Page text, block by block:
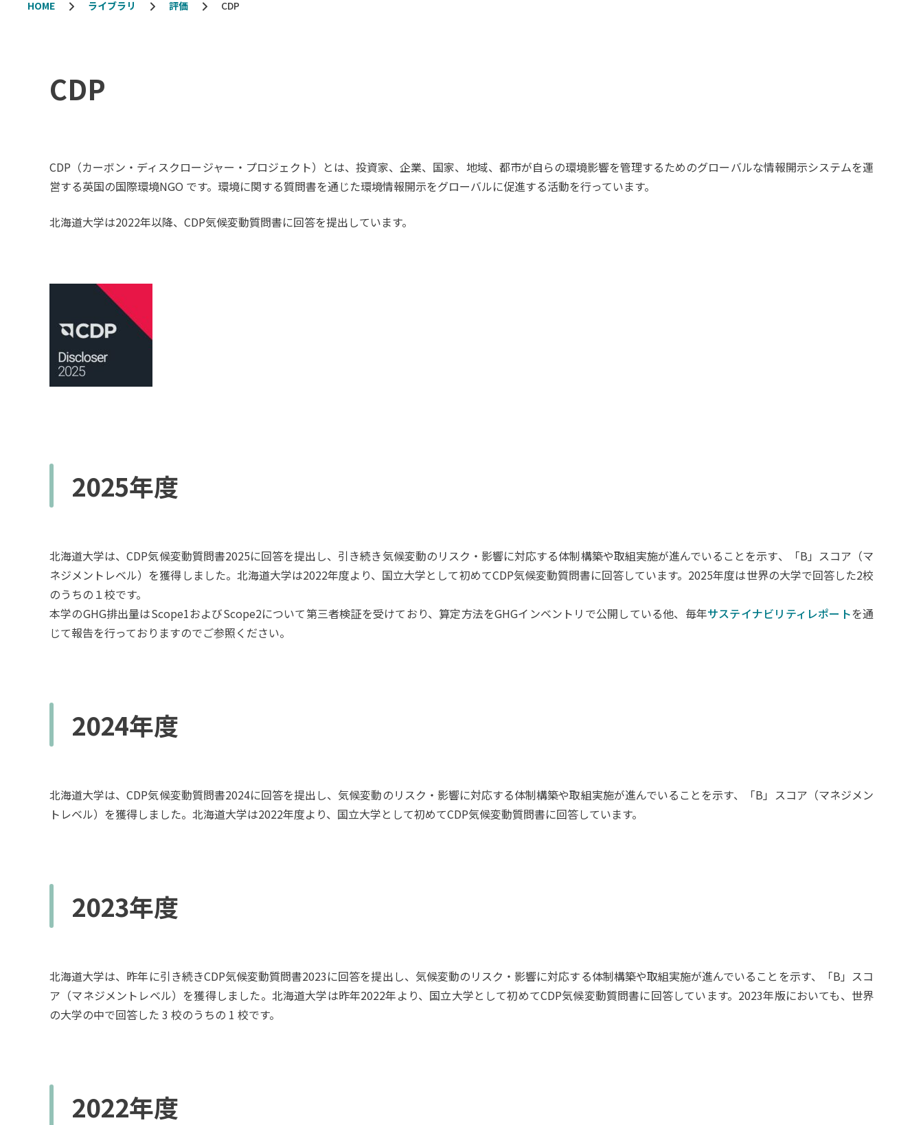
HOME ライブラリ 評価 CDP
CDP
CDP（カーボン・ディスクロージャー・プロジェクト）とは、投資家、企業、国家、地域、都市が自らの環境影響を管理するためのグローバルな情報開示システムを運
営する英国の国際環境NGO です。環境に関する質問書を通じた環境情報開示をグローバルに促進する活動を行っています。
北海道大学は2022年以降、CDP気候変動質問書に回答を提出しています。
2025年度
北海道大学は、CDP気候変動質問書2025に回答を提出し、引き続き気候変動のリスク・影響に対応する体制構築や取組実施が進んでいることを示す、「B」スコア（マ
ネジメントレベル）を獲得しました。北海道大学は2022年度より、国立大学として初めてCDP気候変動質問書に回答しています。2025年度は世界の大学で回答した2校
のうちの１校です。
本学のGHG排出量はScope1およびScope2について第三者検証を受けており、算定方法をGHGインベントリで公開している他、毎年サステイナビリティレポートを通
じて報告を行っておりますのでご参照ください。
2024年度
北海道大学は、CDP気候変動質問書2024に回答を提出し、気候変動のリスク・影響に対応する体制構築や取組実施が進んでいることを示す、「B」スコア（マネジメン
トレベル）を獲得しました。北海道大学は2022年度より、国立大学として初めてCDP気候変動質問書に回答しています。
2023年度
北海道大学は、昨年に引き続きCDP気候変動質問書2023に回答を提出し、気候変動のリスク・影響に対応する体制構築や取組実施が進んでいることを示す、「B」スコ
ア（マネジメントレベル）を獲得しました。北海道大学は昨年2022年より、国立大学として初めてCDP気候変動質問書に回答しています。2023年版においても、世界
の大学の中で回答した 3 校のうちの 1 校です。
2022年度